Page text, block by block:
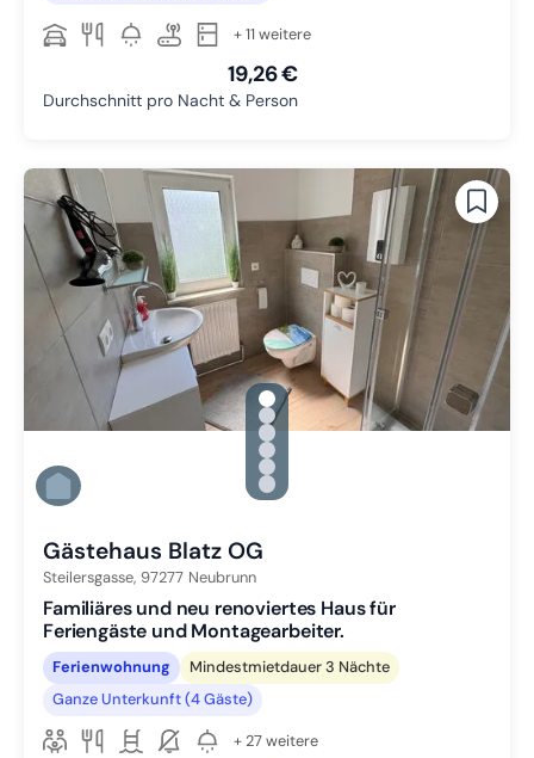
+ 11 weitere
19,26 €
Durchschnitt pro Nacht & Person
gallery.slide_selector
Zu Slide 1 wechseln
Zu Slide 2 wechseln
Zu Slide 3 wechseln
Zu Slide 4 wechseln
Zu Slide 5 wechseln
Zu Slide 6 wechseln
Gästehaus Blatz OG
Steilersgasse, 97277 Neubrunn
Familiäres und neu renoviertes Haus für
Feriengäste und Montagearbeiter.
Ferienwohnung
Mindestmietdauer 3 Nächte
Ganze Unterkunft (4 Gäste)
+ 27 weitere